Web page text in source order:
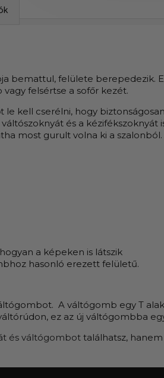
bemattul, felülete berepedezik.
felsértse a sofőr kezét.
kell cserélni, hogy
és a
most gurult volna ki a szalonból.
a képeken is látszik
hasonló erezett felületű.
A váltógomb egy T
ez az új váltógombba
és váltógombot találhatsz, hanem